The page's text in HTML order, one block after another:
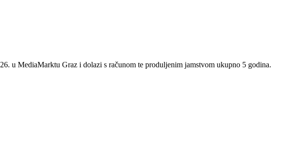
u MediaMarktu Graz i dolazi s računom te produljenim jamstvom ukupno 5 godina.